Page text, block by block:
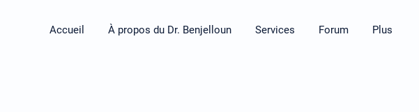
Accueil À propos du Dr. Benjelloun Services Forum Plus